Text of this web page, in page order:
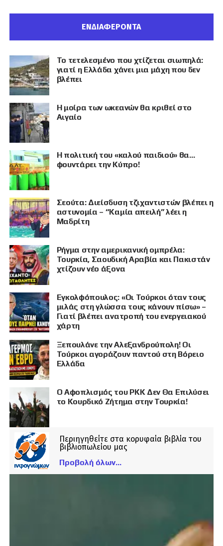
ΕΝΔΙΑΦΕΡΟΝΤΑ
Το τετελεσμένο που χτίζεται σιωπηλά:
γιατί η Ελλάδα χάνει μια μάχη που δεν
βλέπει
Η μοίρα των ωκεανών θα κριθεί στο
Αιγαίο
Η πολιτική του «καλού παιδιού» θα…
φουντάρει την Κύπρο!
Σεούτα: Διείσδυση τζιχαντιστών βλέπει η
αστυνομία – “Καμία απειλή” λέει η
Μαδρίτη
Ρήγμα στην αμερικανική ομπρέλα:
Τουρκία, Σαουδική Αραβία και Πακιστάν
χτίζουν νέο άξονα
Εγκολφόπουλος: «Οι Τούρκοι όταν τους
μιλάς στη γλώσσα τους κάνουν πίσω» –
Γιατί βλέπει ανατροπή του ενεργειακού
χάρτη
Ξεπουλάνε την Αλεξανδρούπολη! Οι
Τούρκοι αγοράζουν παντού στη Βόρειο
Ελλάδα
Ο Αφοπλισμός του PKK Δεν Θα Επιλύσει
το Κουρδικό Ζήτημα στην Τουρκία!
Περιηγηθείτε στα κορυφαία βιβλία του
βιβλιοπωλείου μας
Προβολή όλων